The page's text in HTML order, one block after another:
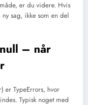
er du videre. Hvis
sag, ikke som en del
– når
er TypeErrors, hvor
Typisk noget med